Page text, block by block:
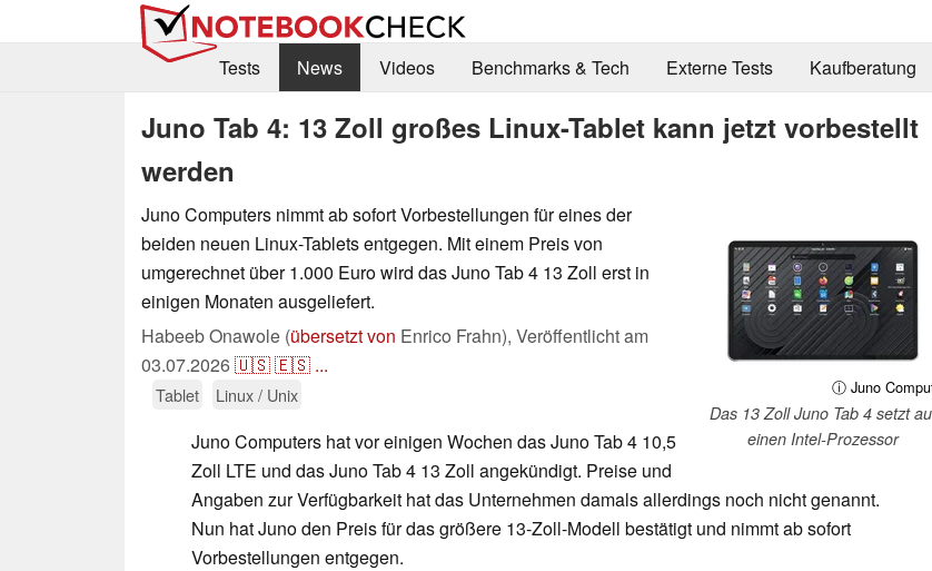
Tests
News Videos Benchmarks & Tech Externe Tests Kaufberatung
Juno Tab 4: 13 Zoll großes Linux-Tablet kann jetzt vorbestellt
werden
ⓘ Juno
Das 13 Zoll Juno Tab 4 setzt
einen Intel-Prozessor
Juno Computers nimmt ab sofort Vorbestellungen für eines der
beiden neuen Linux-Tablets entgegen. Mit einem Preis von
umgerechnet über 1.000 Euro wird das Juno Tab 4 13 Zoll erst in
einigen Monaten ausgeliefert.
Habeeb Onawole (übersetzt von Enrico Frahn), Veröffentlicht am
03.07.2026🇺🇸🇪🇸 ...
Tablet Linux / Unix
Juno Computers hat vor einigen Wochen das Juno Tab 4 10,5
Zoll LTE und das Juno Tab 4 13 Zoll angekündigt. Preise und
Angaben zur Verfügbarkeit hat das Unternehmen damals allerdings noch nicht genannt.
Nun hat Juno den Preis für das größere 13-Zoll-Modell bestätigt und nimmt ab sofort
Vorbestellungen entgegen.